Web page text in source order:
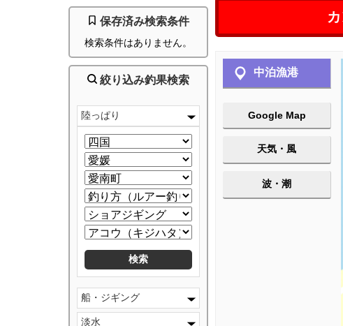
保存済み検索条件
検索条件はありません。
絞り込み釣果検索
陸っぱり
船・ジギング
淡水
中泊漁港
Google Map
天気・風
波・潮